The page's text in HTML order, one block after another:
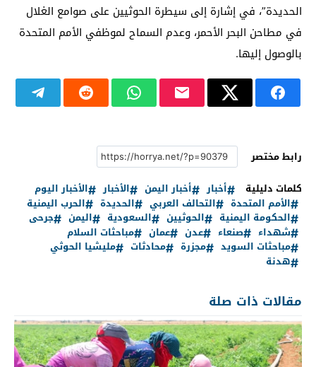
الحديدة”، في إشارة إلى سيطرة الحوثيين على صوامع الغلال
في مطاحن البحر الأحمر، وعدم السماح لموظفي الأمم المتحدة
بالوصول إليها.
رابط مختصر
كلمات دليلية
أخبار أخبار اليمن الأخبار
الأخبار اليوم
الأمم المتحدة
التحالف العربي الحديدة
الحرب اليمنية
الحكومة اليمنية
الحوثيين السعودية اليمن
جرحى
شهداء
صنعاء عدن عمان
مباحثات السلام
مباحثات السويد
مجزرة محادثات
مليشيا الحوثي
هدنة
مقالات ذات صلة